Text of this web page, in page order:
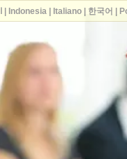
Indonesia| Italiano| 한국어